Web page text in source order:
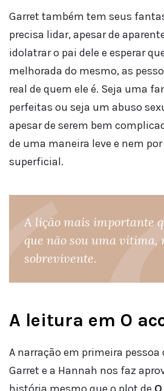
Garret também tem seus
precisa lidar, apesar de
idolatrar o pai dele e esperar
melhorada do mesmo, as
real de quem ele é. Seja uma
perfeitas ou seja um abuso
apesar de serem bem
de uma maneira leve e nem
superficial.
A lição mais importante
que não sou uma vítima,
sobrevivente.
A leitura em O
A narração em primeira
Garret e a Hannah nos faz